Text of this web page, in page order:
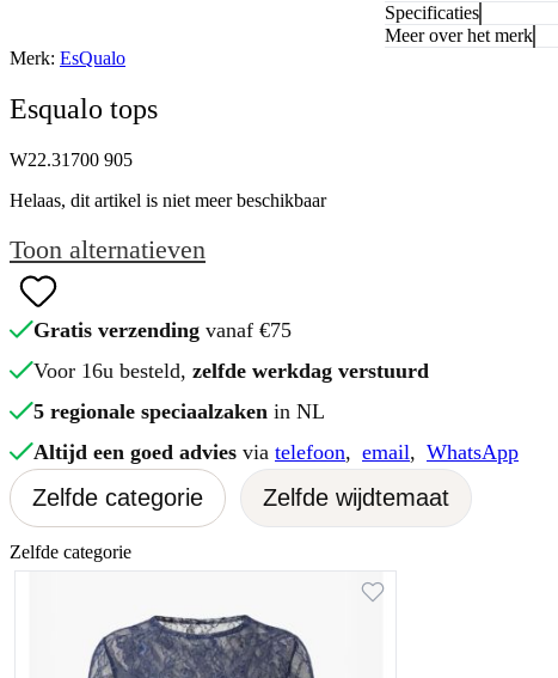
Specificaties
Meer over het merk
Merk: EsQualo
Esqualo tops
W22.31700 905
Helaas, dit artikel is niet meer beschikbaar
Toon alternatieven
Gratis verzending vanaf €75
Voor 16u besteld, zelfde werkdag verstuurd
5 regionale speciaalzaken in NL
Altijd een goed advies via telefoon, email, WhatsApp
Zelfde categorie Zelfde wijdtemaat
Zelfde categorie